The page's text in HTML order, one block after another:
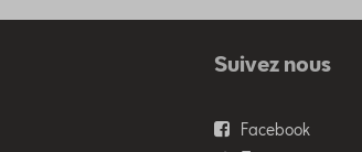
Suivez nous
Facebook